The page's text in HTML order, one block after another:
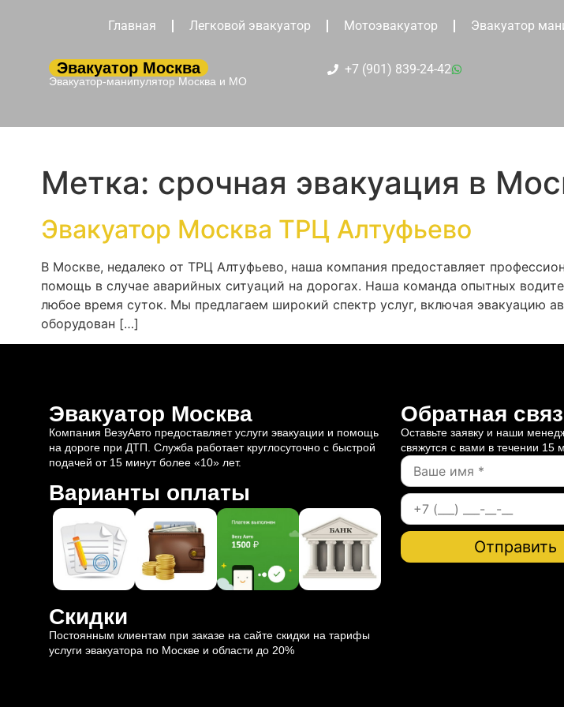
Главная Легковой эвакуатор Мотоэвакуатор Эвакуатор
Эвакуатор Москва
Эвакуатор-манипулятор Москва и МО
+7 (901) 839-24-42
Метка: срочная эвакуация в
Эвакуатор Москва ТРЦ Алтуфьево
В Москве, недалеко от ТРЦ Алтуфьево, наша компания предоставляет
помощь в случае аварийных ситуаций на дорогах. Наша команда опытных
любое время суток. Мы предлагаем широкий спектр услуг, включая эвакуацию
оборудован […]
Эвакуатор Москва
Компания ВезуАвто предоставляет услуги эвакуации и помощь
на дороге при ДТП. Служба работает круглосуточно с быстрой
подачей от 15 минут более «10» лет.
Варианты оплаты
Скидки
Постоянным клиентам при заказе на сайте скидки на тарифы
услуги эвакуатора по Москве и области до 20%
Обратная
Оставьте заявку и наши
свяжутся с вами в течении 15